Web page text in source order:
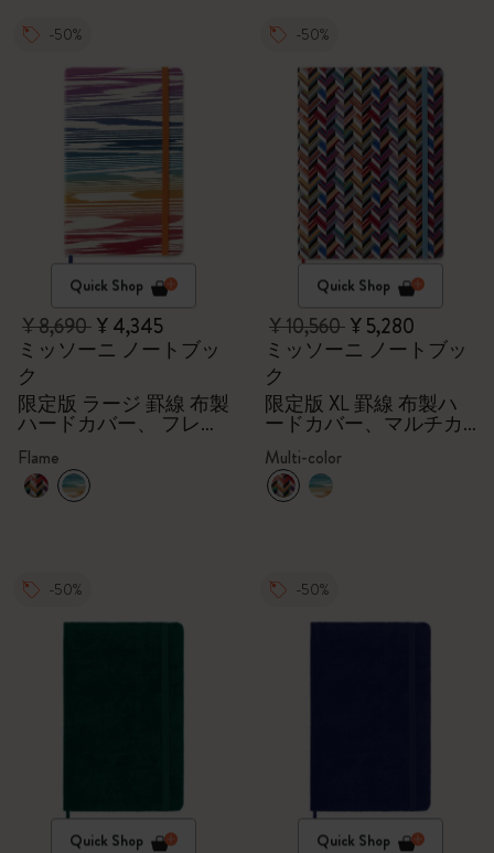
-50%
Quick Shop
¥ 8,690¥ 4,345
ミッソーニ ノートブッ
ク
限定版 ラージ 罫線 布製
ハードカバー、 フレー
ム
Flame
-50%
Quick Shop
¥ 10,560¥ 5,280
ミッソーニ ノートブッ
ク
限定版 XL 罫線 布製ハ
ードカバー、マルチカ
ラー
Multi-color
-50%
Quick Shop
-50%
Quick Shop